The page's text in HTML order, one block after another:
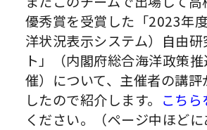
優秀賞を受賞した「2023年
洋状況表示システム）自由研
ト」（内閣府総合海洋政策
催）について、主催者の講評
したので紹介します。 こち
ください。（ページ中ほどに